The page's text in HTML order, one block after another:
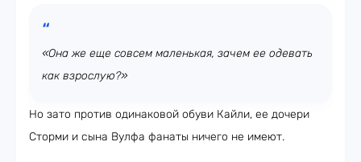
«Она же еще совсем маленькая, зачем ее одевать
как взрослую?»
Но зато против одинаковой обуви Кайли, ее дочери
Сторми и сына Вулфа фанаты ничего не имеют.